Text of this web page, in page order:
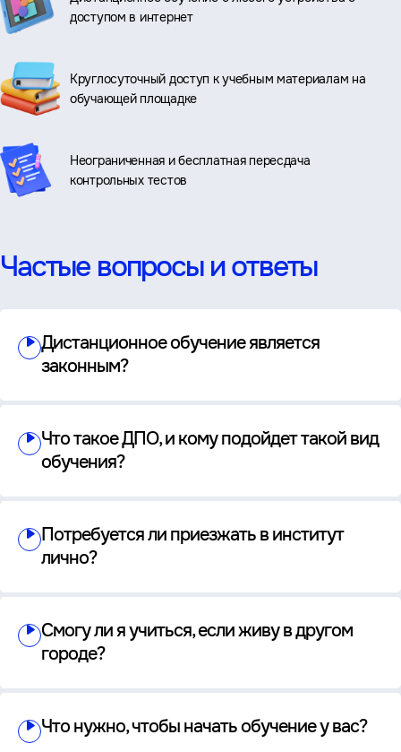
доступом в интернет
Круглосуточный доступ к учебным материалам на
обучающей площадке
Неограниченная и бесплатная пересдача
контрольных тестов
Частые вопросы и ответы
Дистанционное обучение является
законным?
Что такое ДПО, и кому подойдет такой вид
обучения?
Потребуется ли приезжать в институт
лично?
Смогу ли я учиться, если живу в другом
городе?
Что нужно, чтобы начать обучение у вас?